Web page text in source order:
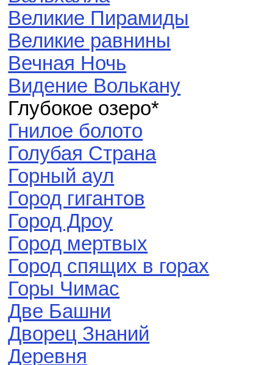
Великие Пирамиды
Великие равнины
Вечная Ночь
Видение Волькану
Глубокое озеро*
Гнилое болото
Голубая Страна
Горный аул
Город гигантов
Город Дроу
Город мертвых
Город спящих в горах
Горы Чимас
Две Башни
Дворец Знаний
Деревня